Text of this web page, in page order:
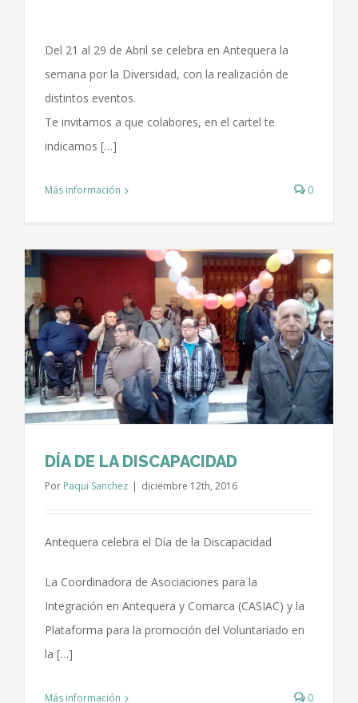
Del 21 al 29 de Abril se celebra en Antequera la
semana por la Diversidad, con la realización de
distintos eventos.
Te invitamos a que colabores, en el cartel te
indicamos […]
Más información 0
DÍA DE LA DISCAPACIDAD
Por Paqui Sanchez | diciembre 12th, 2016
Antequera celebra el Día de la Discapacidad
La Coordinadora de Asociaciones para la
Integración en Antequera y Comarca (CASIAC) y la
Plataforma para la promoción del Voluntariado en
la […]
Más información 0